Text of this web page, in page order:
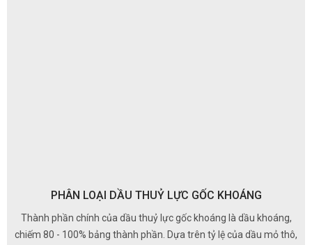
PHÂN LOẠI DẦU THUỶ LỰC GỐC KHOÁNG
Thành phần chính của dầu thuỷ lực gốc khoáng là dầu khoáng,
chiếm 80 - 100% bảng thành phần. Dựa trên tỷ lệ của dầu mỏ thô,